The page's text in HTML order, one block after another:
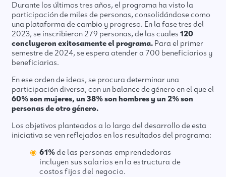
Durante los últimos tres años, el programa ha visto la
participación de miles de personas, consolidándose como
una plataforma de cambio y progreso. En la fase tres del
2023, se inscribieron 279 personas, de las cuales120
concluyeron exitosamente el programa. Para el primer
semestre de 2024, se espera atender a 700 beneficiarios y
beneficiarias.
En ese orden de ideas, se procura determinar una
participación diversa, con un balance de género en el que el
60% son mujeres, un 38% son hombres y un 2% son
personas de otro género.
Los objetivos planteados a lo largo del desarrollo de esta
iniciativa se ven reflejados en los resultados del programa:
61%de las personas emprendedoras
incluyen sus salarios en la estructura de
costos fijos del negocio.